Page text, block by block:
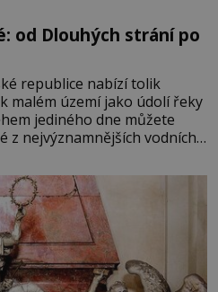
od Dlouhých strání po
republice nabízí tolik
malém území jako údolí řeky
jediného dne můžete
z nejvýznamnějších vodních
poznáváním památek ve